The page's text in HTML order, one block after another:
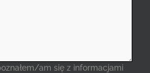
am się z informacjami